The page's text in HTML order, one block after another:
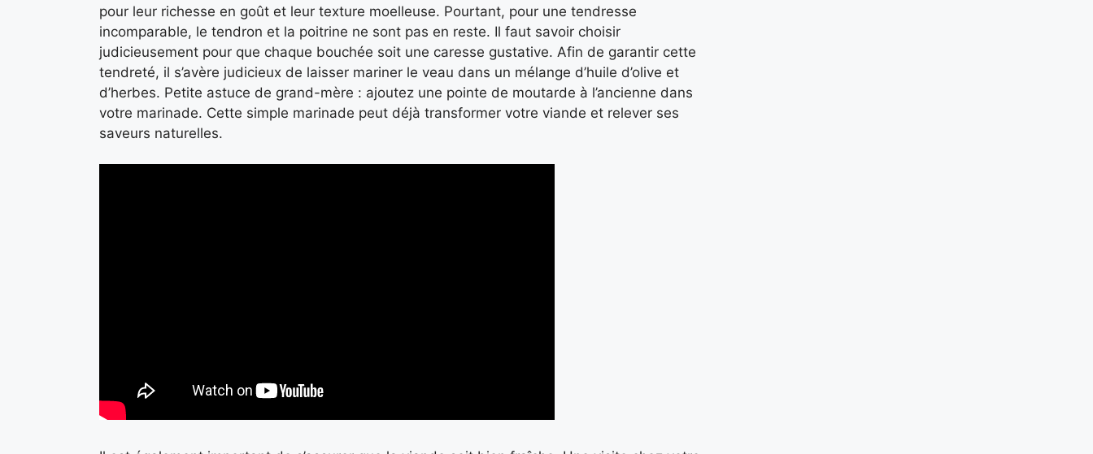
pour leur richesse en goût et leur texture moelleuse. Pourtant, pour une tendresse
incomparable, le tendron et la poitrine ne sont pas en reste. Il faut savoir choisir
judicieusement pour que chaque bouchée soit une caresse gustative. Afin de garantir cette
tendreté, il s’avère judicieux de laisser mariner le veau dans un mélange d’huile d’olive et
d’herbes. Petite astuce de grand-mère : ajoutez une pointe de moutarde à l’ancienne dans
votre marinade. Cette simple marinade peut déjà transformer votre viande et relever ses
saveurs naturelles.